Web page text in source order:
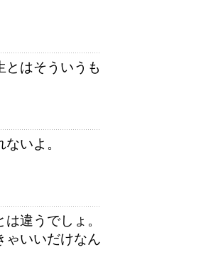
はそういうも
いよ。
違うでしょ。
ゃいいだけなん